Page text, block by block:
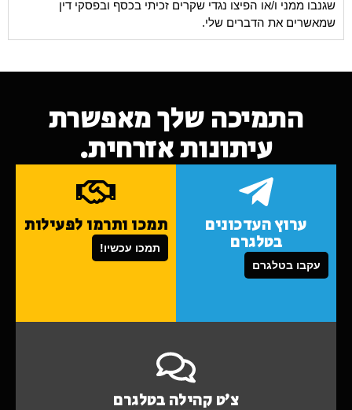
שגנבו ממני ו/או הפיצו נגדי שקרים זכיתי בכסף ובפסקי דין
שמאשרים את הדברים שלי.
התמיכה שלך מאפשרת
עיתונות אזרחית.
ערוץ העדכונים
בטלגרם
עקבו בטלגרם
תמכו ותרמו לפעילות
תמכו עכשיו!
צ'ט קהילה בטלגרם